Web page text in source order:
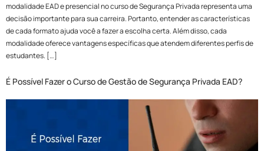
modalidade EAD e presencial no curso de Segurança Privada representa uma
decisão importante para sua carreira. Portanto, entender as características
de cada formato ajuda você a fazer a escolha certa. Além disso, cada
modalidade oferece vantagens específicas que atendem diferentes perfis de
estudantes. […]
É Possível Fazer o Curso de Gestão de Segurança Privada EAD?